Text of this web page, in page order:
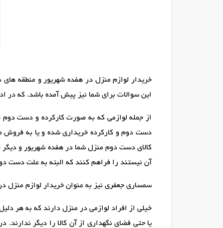
خریدار لوازم منزل در هفده شهریور و منطقه
این سوالات برای شما نیز پیش آمده باشد. که در
از جمله لوازمی که به صورت کارکرده و دست دوم
دست دوم و کارکرده خریداری شده و یا به فروش
کالای دست دوم منزل شما در هفده شهریور و دیگر
آن نیستند را فراهم کنند که البته به علت دست
سمساری جعفری نیز به عنوان خریدار لوازم منزل
خیلی از افراد لوازمی در منزل دارند که به هر
یا حتی فضای نگهداری از آن کالا را دیگر